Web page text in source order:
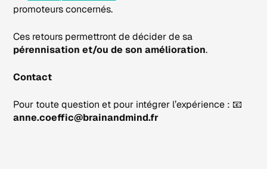
promoteurs concernés.
Ces retours permettront de décider de sa
pérennisation et/ou de son amélioration.
Contact
Pour toute question et pour intégrer l’expérience : 📧
anne.coeffic@brainandmind.fr